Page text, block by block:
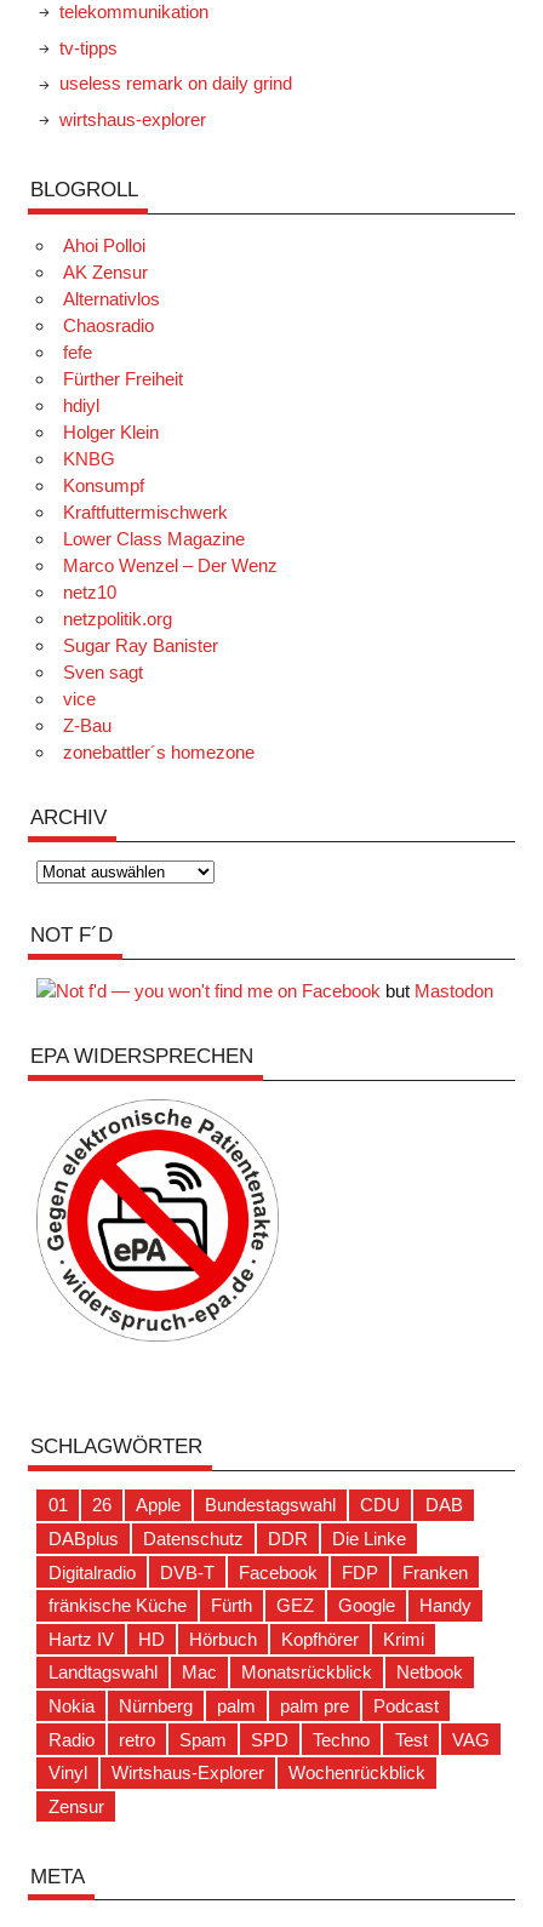
telekommunikation
tv-tipps
useless remark on daily grind
wirtshaus-explorer
BLOGROLL
Ahoi Polloi
AK Zensur
Alternativlos
Chaosradio
fefe
Fürther Freiheit
hdiyl
Holger Klein
KNBG
Konsumpf
Kraftfuttermischwerk
Lower Class Magazine
Marco Wenzel – Der Wenz
netz10
netzpolitik.org
Sugar Ray Banister
Sven sagt
vice
Z-Bau
zonebattler´s homezone
ARCHIV
Archiv
NOT F´D
but Mastodon
EPA WIDERSPRECHEN
SCHLAGWÖRTER
01 26 Apple Bundestagswahl CDU
DAB
DABplus
Datenschutz DDR
Die Linke
Digitalradio
DVB-T Facebook FDP
Franken
fränkische Küche
Fürth GEZ Google
Handy
Hartz IV
HD Hörbuch Kopfhörer
Krimi
Landtagswahl
Mac Monatsrückblick
Netbook
Nokia
Nürnberg palm palm pre
Podcast
Radio
retro Spam SPD Techno Test
VAG
Vinyl
Wirtshaus-Explorer
Wochenrückblick
Zensur
META